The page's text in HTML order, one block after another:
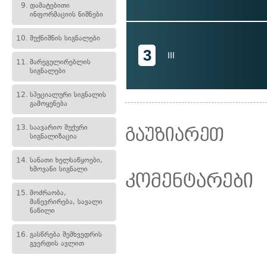
9. დამატებითი
ინფორმაციის ნიშნები
10. შუქნიშნის სიგნალები
11. მარეგულირებლის
სიგნალები
12. სპეციალური სიგნალის
გამოყენება
13. საავარიო შუქური
სიგნალიზაცია
14. სანათი ხელსაწყოები,
ხმოვანი სიგნალი
15. მოძრაობა,
მანევრირება, სავალი
ნაწილი
16. გასწრება შემხვედრის
გვერდის ავლით
3 III
გაუზიარეთ
კომენტარები